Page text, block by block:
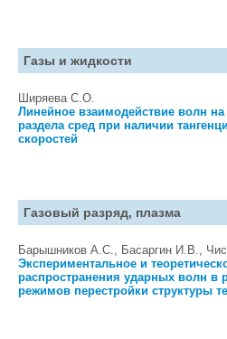
Газы и жидкости
Ширяева С.О.
Линейное взаимодействие волн
раздела сред при наличии
скоростей
Газовый разряд, плазма
Барышников А.С., Басаргин И.В.,
Экспериментальное и
распространения ударных волн в
режимов перестройки структуры